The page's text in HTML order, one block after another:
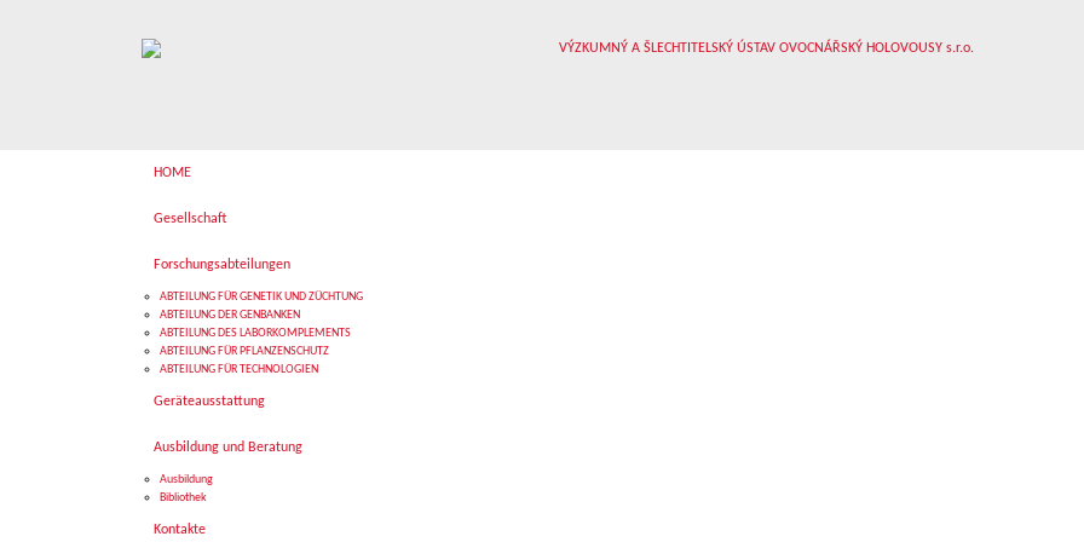
HOME
Gesellschaft
Forschungsabteilungen
ABTEILUNG FÜR GENETIK UND ZÜCHTUNG
ABTEILUNG DER GENBANKEN
ABTEILUNG DES LABORKOMPLEMENTS
ABTEILUNG FÜR PFLANZENSCHUTZ
ABTEILUNG FÜR TECHNOLOGIEN
Geräteausstattung
Ausbildung und Beratung
Ausbildung
Bibliothek
Kontakte